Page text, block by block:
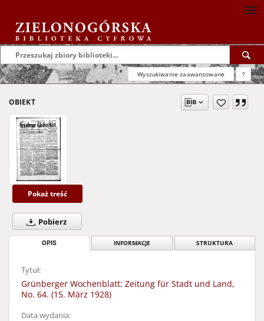
Wyszukiwanie zaawansowane ?
OBIEKT
Pokaż treść
Pobierz
OPIS INFORMACJE STRUKTURA
Tytuł:
Grünberger Wochenblatt: Zeitung für Stadt und Land,
No. 64. (15. März 1928)
Data wydania: